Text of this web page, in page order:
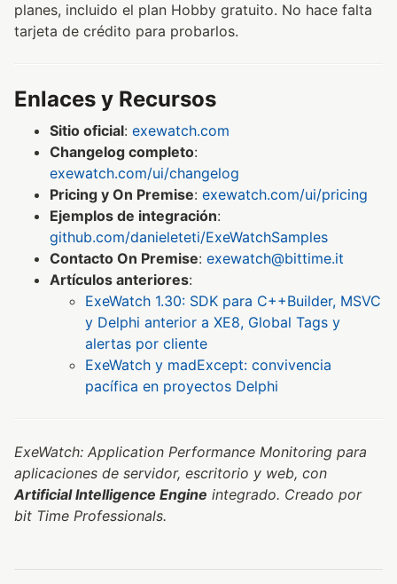
planes, incluido el plan Hobby gratuito. No hace falta
tarjeta de crédito para probarlos.
Enlaces y Recursos
Sitio oficial: exewatch.com
Changelog completo:
exewatch.com/ui/changelog
Pricing y On Premise: exewatch.com/ui/pricing
Ejemplos de integración:
github.com/danieleteti/ExeWatchSamples
Contacto On Premise: exewatch@bittime.it
Artículos anteriores:
ExeWatch 1.30: SDK para C++Builder, MSVC
y Delphi anterior a XE8, Global Tags y
alertas por cliente
ExeWatch y madExcept: convivencia
pacífica en proyectos Delphi
ExeWatch: Application Performance Monitoring para
aplicaciones de servidor, escritorio y web, con
Artificial Intelligence Engine integrado. Creado por
bit Time Professionals.